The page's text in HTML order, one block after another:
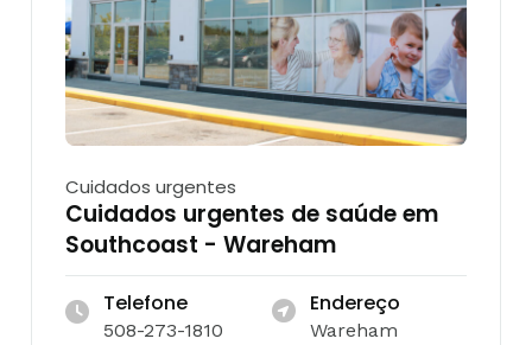
Cuidados urgentes
Cuidados urgentes de saúde em
Southcoast - Wareham
Telefone
508-273-1810
Endereço
Wareham